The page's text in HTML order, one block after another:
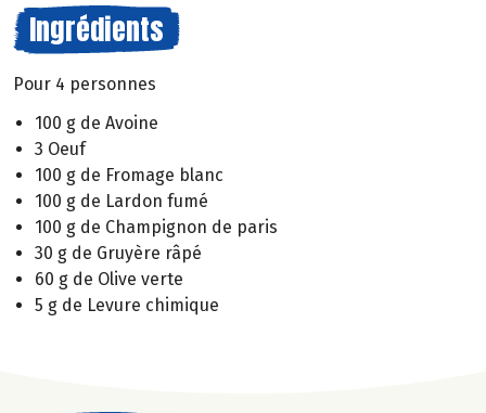
Ingrédients
Pour 4 personnes
100 g de Avoine
3 Oeuf
100 g de Fromage blanc
100 g de Lardon fumé
100 g de Champignon de paris
30 g de Gruyère râpé
60 g de Olive verte
5 g de Levure chimique